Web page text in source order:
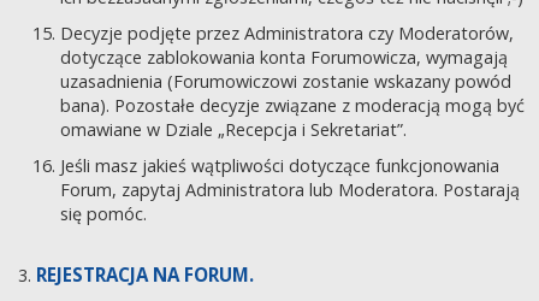
Decyzje podjęte przez Administratora czy Moderatorów,
dotyczące zablokowania konta Forumowicza, wymagają
uzasadnienia (Forumowiczowi zostanie wskazany powód
bana). Pozostałe decyzje związane z moderacją mogą być
omawiane w Dziale „Recepcja i Sekretariat”.
Jeśli masz jakieś wątpliwości dotyczące funkcjonowania
Forum, zapytaj Administratora lub Moderatora. Postarają
się pomóc.
REJESTRACJA NA FORUM.